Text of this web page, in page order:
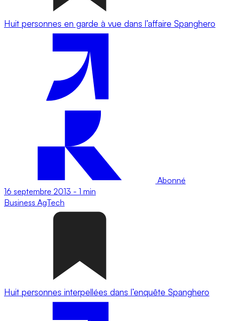
Huit personnes en garde à vue dans l’affaire Spanghero
Abonné
16 septembre 2013 - 1 min
Business AgTech
Huit personnes interpellées dans l’enquête Spanghero